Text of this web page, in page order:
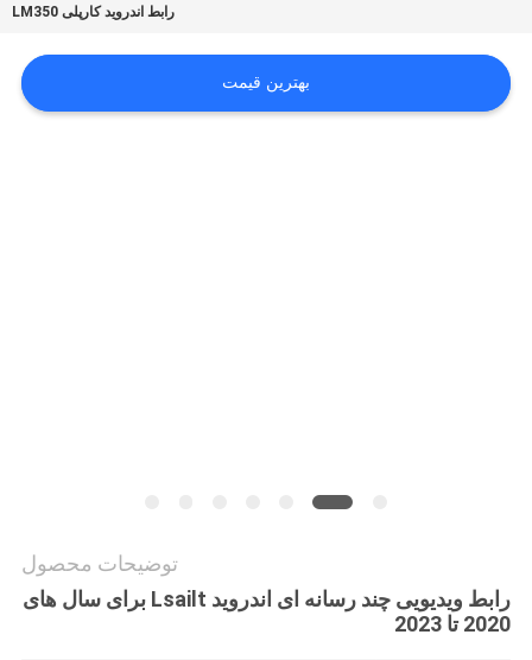
اخبار
رابط اندروید کارپلی LM350
بهترین قیمت
توضیحات محصول
رابط ویدیویی چند رسانه ای اندروید Lsailt برای سال های
2020 تا 2023